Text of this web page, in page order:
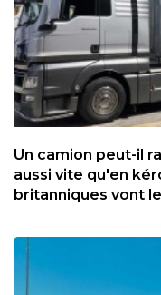
Un camion peut-il
aussi vite qu'en
britanniques vont